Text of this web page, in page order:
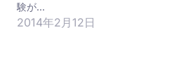
験が…
2014年2月12日